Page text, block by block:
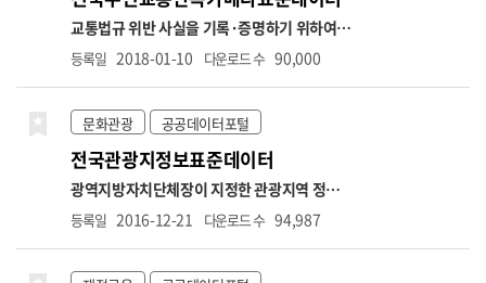
함)○ 당월고지금액 → 국민연금법 시행령 제5
조에 의거 기준소득월액 상한액 적용으로 실제
소득과 고지금액은 상이할 수 있음 ■상한액
2022.7. ~ 2023.6. 5,530,000원■상한액
2023.7. ~ 2024.6. 5,900,000원
2024.7. ~ 2025.6. 6,170,000원
2025.7. ~ 2026.6. 6,370,000원
2026.7. ~ 2027.6. 6,590,000원○ 신규취득
교하므로 실제 취득자수와 상이할 수 있음(초일
취득이 아닌 경우 당월 미고지되면 다음 달 취득
자 수에 반영) ○ 상실가입자수 → 납부예외 포
교통법규 위반 사실을 기록·증명하기 위하여 설
치·관리되는 고정식 무인교통단속카메라에 대
한 정보(이동식 무인교통단속카메라는 제외) *
시군구명,도로종류,도로노선번호,도로노선명,
도로노선방향,소재지도로명주소,소재지지번
주소,위도,경도,설치장소,단속구분,제한속도,
단속구간위치구분,과속단속구간길이,보호구
역구분,설치연도,관리기관명,관리기관전화번
호
등록일 2018-01-10 다운로드 수 90,000
문화관광 공공데이터포털
전국관광지정보표준데이터
광역지방자치단체장이 지정한 관광지역 정보
(관광지, 관광단지 포함. 관광특구 제외) *항목
명: 관광지명,관광지구분,소재지도로명주소,소
등록일 2016-12-21 다운로드 수 94,987